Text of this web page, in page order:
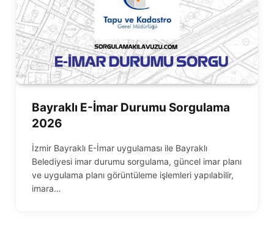
Bayraklı E-İmar Durumu Sorgulama
2026
İzmir Bayraklı E-İmar uygulaması ile Bayraklı
Belediyesi imar durumu sorgulama, güncel imar planı
ve uygulama planı görüntüleme işlemleri yapılabilir,
imara…